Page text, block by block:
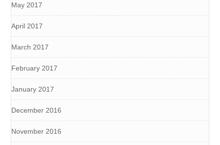
May 2017
April 2017
March 2017
February 2017
January 2017
December 2016
November 2016